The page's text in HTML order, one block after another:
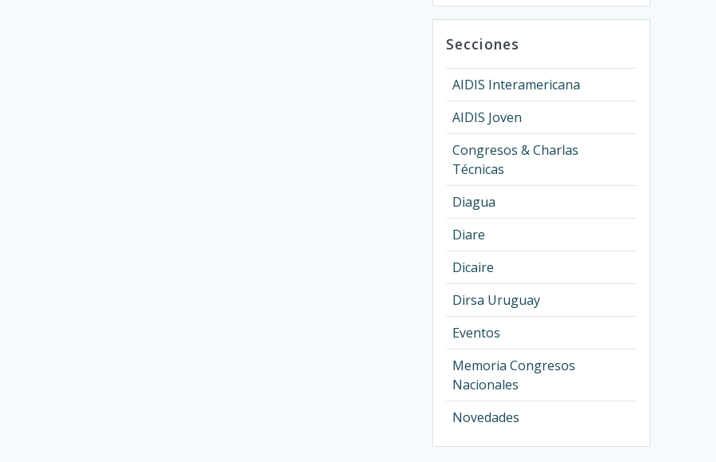
Secciones
AIDIS Interamericana
AIDIS Joven
Congresos & Charlas
Técnicas
Diagua
Diare
Dicaire
Dirsa Uruguay
Eventos
Memoria Congresos
Nacionales
Novedades